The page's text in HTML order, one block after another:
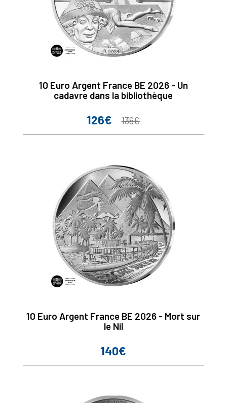
10 Euro Argent France BE 2026 - Un
cadavre dans la bibliothèque
Prix
126€
Prix
136€
10 Euro Argent France BE 2026 - Mort sur
le Nil
Prix
140€